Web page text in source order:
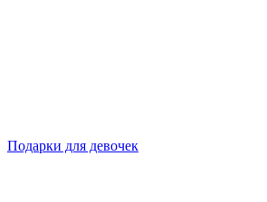
Подарки для девочек